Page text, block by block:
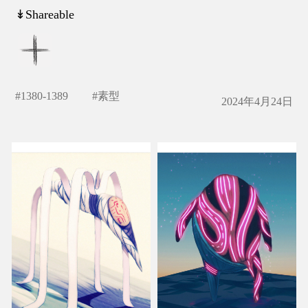
↡Shareable
#1380-1389 #素型 2024年4月24日